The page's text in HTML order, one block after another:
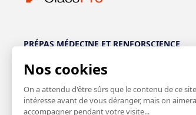
PRÉPAS MÉDECINE ET RENFORSCIENCE
+32 488 76 22 29
+32 486 99 12 84